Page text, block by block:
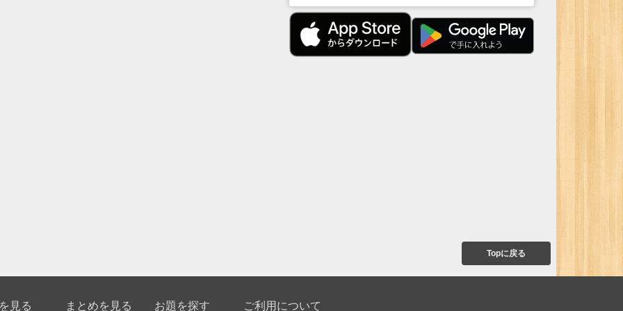
Topに戻る
見る まとめを見る お題を探す ご利用について